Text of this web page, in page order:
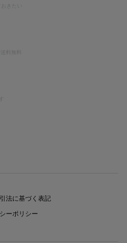
料無料
法に基づく表記
ーポリシー